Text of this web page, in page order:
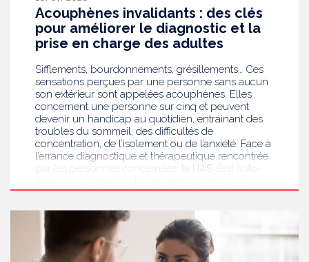
personnes âgées, en contact avec des personnes à
risque de grippe sévère, avec un déploiement
prioritaire en Ehpad et en USLD.
Acouphènes invalidants : des clés
pour améliorer le diagnostic et la
prise en charge des adultes
Sifflements, bourdonnements, grésillements… Ces
sensations perçues par une personne sans aucun
son extérieur sont appelées acouphènes. Elles
concernent une personne sur cinq et peuvent
devenir un handicap au quotidien, entrainant des
troubles du sommeil, des difficultés de
concentration, de l’isolement ou de l’anxiété. Face à
l’errance diagnostique et thérapeutique rencontrée
par les personnes concernées, la HAS s’est auto-
bonnes pratiques pour améliorer le diagnostic et
acouphènes chroniques invalidants . Elle publie
aujourd’hui ses travaux, destinés aux
professionnels de santé [1] impliqués dans le suivi
de ces patients.